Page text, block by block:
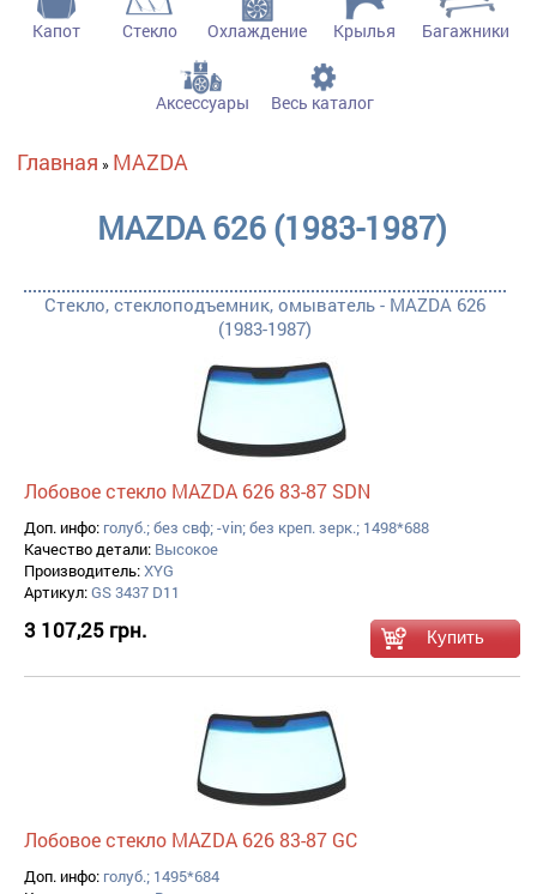
Капот Стекло Охлаждение Крылья Багажники
Аксессуары Весь каталог
Вы здесь
Главная » MAZDA
MAZDA 626 (1983-1987)
Стекло, стеклоподъемник, омыватель - MAZDA 626
(1983-1987)
Лобовое стекло MAZDA 626 83-87 SDN
Доп. инфо: голуб.; без свф; -vin; без креп. зерк.; 1498*688
Качество детали: Высокое
Производитель:XYG
Артикул:GS 3437 D11
3 107,25 грн.
Лобовое стекло MAZDA 626 83-87 GC
Доп. инфо: голуб.; 1495*684